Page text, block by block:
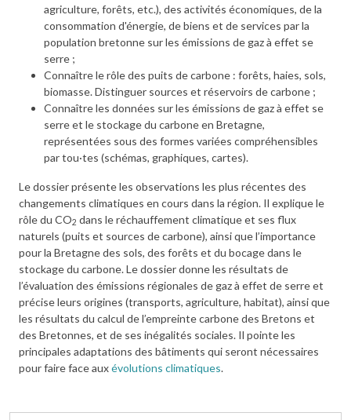
agriculture, forêts, etc.), des activités économiques, de la
consommation d'énergie, de biens et de services par la
population bretonne sur les émissions de gaz à effet se
serre ;
Connaître le rôle des puits de carbone : forêts, haies, sols,
biomasse. Distinguer sources et réservoirs de carbone ;
Connaître les données sur les émissions de gaz à effet se
serre et le stockage du carbone en Bretagne,
représentées sous des formes variées compréhensibles
par tou·tes (schémas, graphiques, cartes).
Le dossier présente les observations les plus récentes des
changements climatiques en cours dans la région. Il explique le
rôle du CO2 dans le réchauffement climatique et ses flux
naturels (puits et sources de carbone), ainsi que l’importance
pour la Bretagne des sols, des forêts et du bocage dans le
stockage du carbone. Le dossier donne les résultats de
l’évaluation des émissions régionales de gaz à effet de serre et
précise leurs origines (transports, agriculture, habitat), ainsi que
les résultats du calcul de l’empreinte carbone des Bretons et
des Bretonnes, et de ses inégalités sociales. Il pointe les
principales adaptations des bâtiments qui seront nécessaires
pour faire face auxévolutions climatiques.